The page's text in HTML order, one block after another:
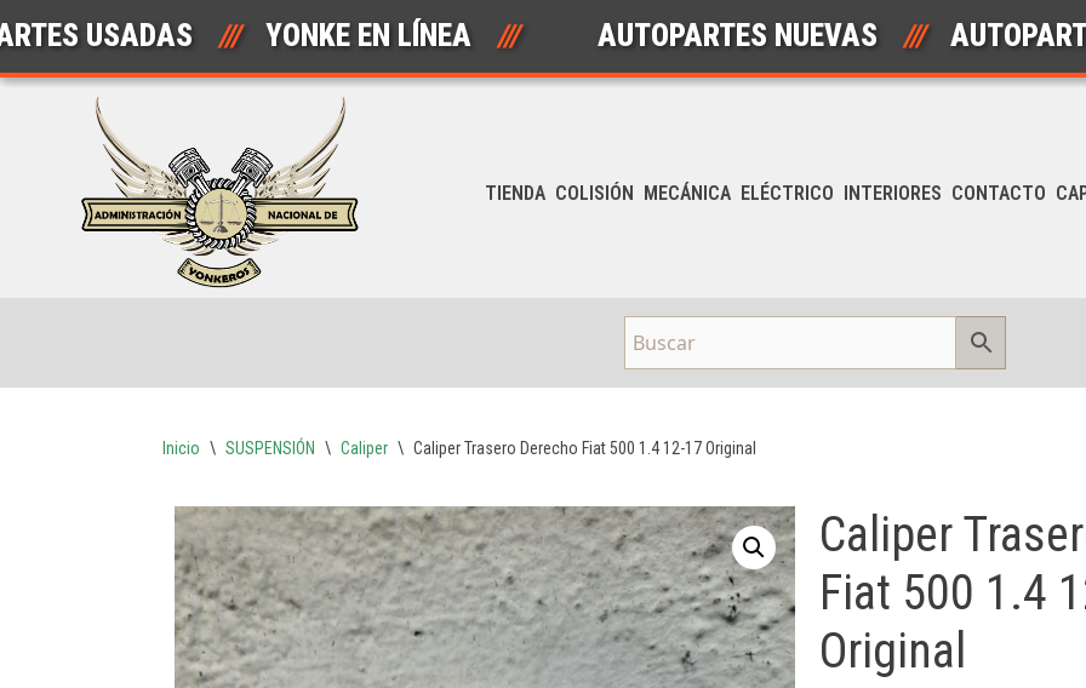
Saltar
/// YONKE EN LÍNEA /// AUTOPARTES NUEVAS /// AUTOPARTES
TIENDA COLISIÓN MECÁNICA ELÉCTRICO INTERIORES CONTACTO
Inicio \ SUSPENSIÓN \ Caliper \ Caliper Trasero Derecho Fiat 500 1.4 12-17 Original
Caliper
Fiat 500 1.4
Original